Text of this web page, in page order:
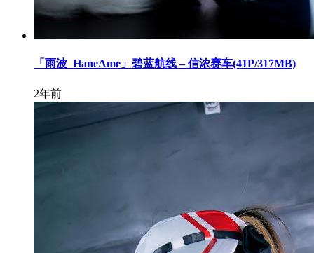
「雨波_HaneAme」碧蓝航线 – 信浓赛车(41P/317MB)
2年前